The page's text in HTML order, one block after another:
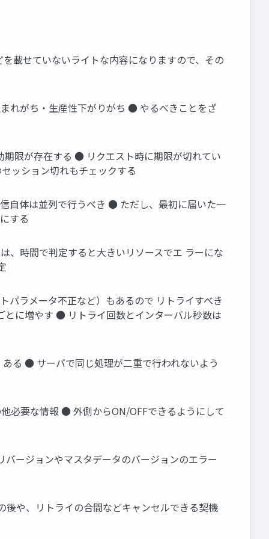
載せていないライトな内容になりますので、その
れがち・生産性下がりがち ● やるべきことをざ
限が存在する ● リクエスト時に期限が切れてい
ッション切れもチェックする
自体は並列で行うべき ● ただし、最初に届いた一
する
時間で判定すると大きいリソースでエ ラーにな
ラメータ不正など）もあるので リトライすべき
に増やす ● リトライ回数とインターバル秒数は
る ● サーバで同じ処理が二重で行われないよう
必要な情報 ● 外側からON/OFFできるようにして
ージョンやマスタデータのバージョンのエラー
や、リトライの合間などキャンセルできる契機